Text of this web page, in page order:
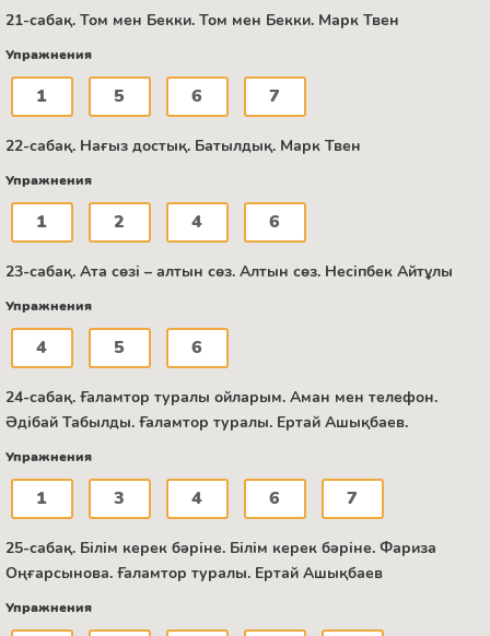
21-сабақ. Том мен Бекки. Том мен Бекки. Марк Твен
Упражнения
1 5 6 7
22-сабақ. Нағыз достық. Батылдық. Марк Твен
Упражнения
1 2 4 6
23-сабақ. Ата сөзі – алтын сөз. Алтын сөз. Несіпбек Айтұлы
Упражнения
4 5 6
24-сабақ. Ғаламтор туралы ойларым. Аман мен телефон.
Әдібай Табылды. Ғаламтор туралы. Ертай Ашықбаев.
Упражнения
1 3 4 6 7
25-сабақ. Білім керек бәріне. Білім керек бәріне. Фариза
Оңғарсынова. Ғаламтор туралы. Ертай Ашықбаев
Упражнения